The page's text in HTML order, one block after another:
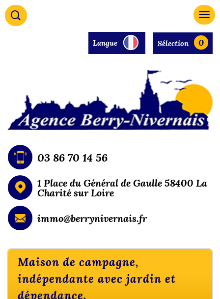
Langue Sélection 0
03 86 70 14 56
1 Place du Général de Gaulle 58400 La
Charité sur Loire
immo@berrynivernais.fr
maison de campagne,
indépendante avec jardin et
dépendance.